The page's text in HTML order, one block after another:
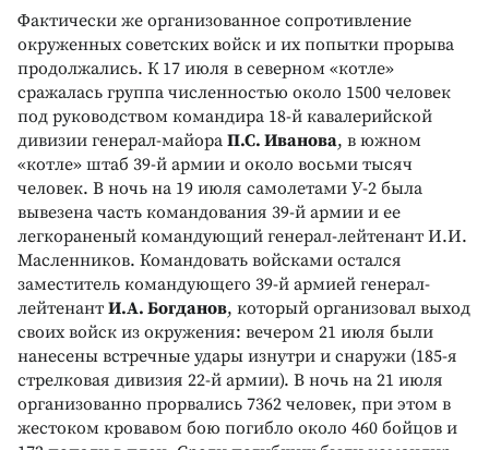
Фактически же организованное сопротивление
окруженных советских войск и их попытки прорыва
продолжались. К 17 июля в северном «котле»
сражалась группа численностью около 1500 человек
под руководством командира 18-й кавалерийской
дивизии генерал-майора П.С. Иванова, в южном
«котле» штаб 39-й армии и около восьми тысяч
человек. В ночь на 19 июля самолетами У-2 была
вывезена часть командования 39-й армии и ее
легкораненый командующий генерал-лейтенант И.И.
Масленников. Командовать войсками остался
заместитель командующего 39-й армией генерал-
лейтенант И.А. Богданов, который организовал выход
своих войск из окружения: вечером 21 июля были
нанесены встречные удары изнутри и снаружи (185-я
стрелковая дивизия 22-й армии). В ночь на 21 июля
организованно прорвались 7362 человек, при этом в
жестоком кровавом бою погибло около 460 бойцов и